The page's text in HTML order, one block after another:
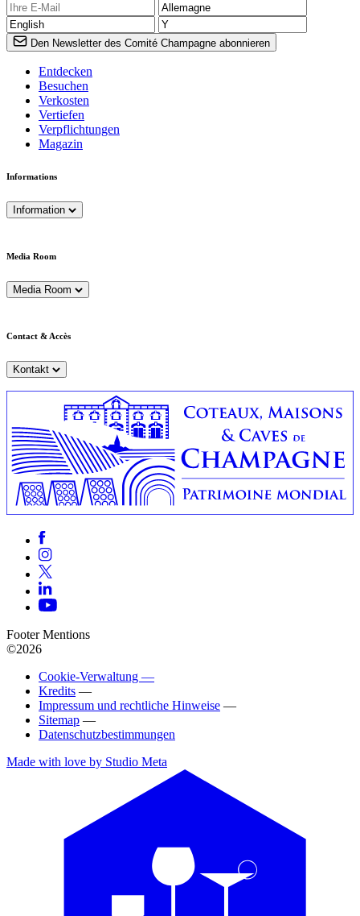
Den Newsletter des Comité Champagne abonnieren
Entdecken
Besuchen
Verkosten
Vertiefen
Verpflichtungen
Magazin
Informations
Information
Media Room
Media Room
Contact & Accès
Kontakt
Footer Mentions
©2026
Cookie-Verwaltung —
Kredits —
Impressum und rechtliche Hinweise —
Sitemap —
Datenschutzbestimmungen
Made with love by Studio Meta